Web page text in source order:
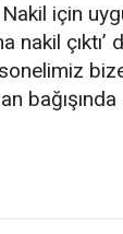
için
nakil